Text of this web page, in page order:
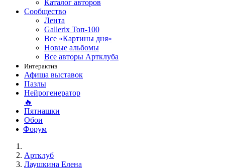
Каталог авторов
Сообщество
Лента
Gallerix Топ-100
Все «Картины дня»
Новые альбомы
Все авторы Артклуба
Интерактив
Афиша выставок
Пазлы
Нейрогенератор
🔥
Пятнашки
Обои
Форум
Артклуб
Лаушкина Елена